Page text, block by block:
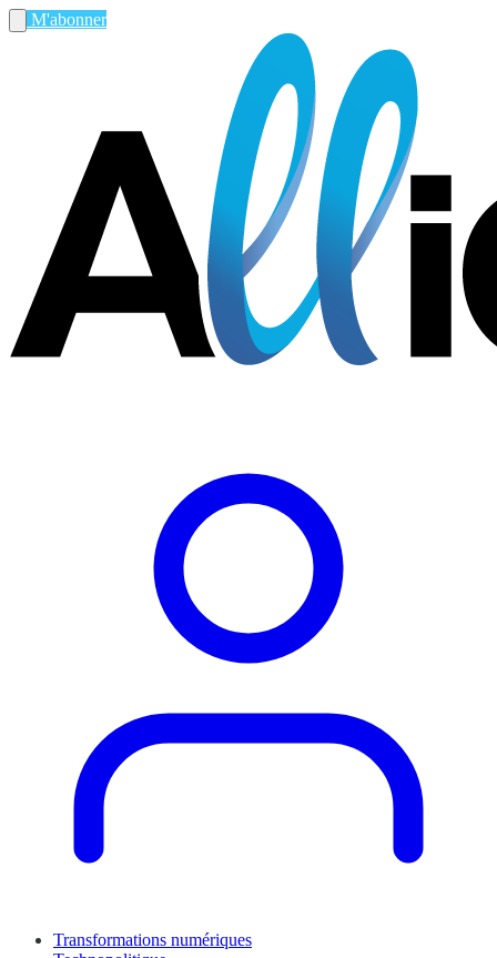
M'abonner
Transformations numériques